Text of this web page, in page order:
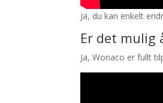
Ja, du kan enkelt
Er det mulig
Ja, Wonaco er fullt